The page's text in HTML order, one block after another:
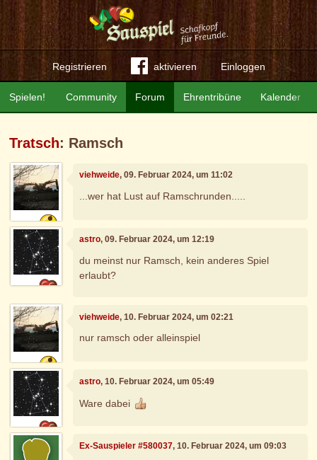
Registrieren aktivieren Einloggen
Community Forum Ehrentribüne Kalender
Spielen!
Tratsch: Ramsch
viehweide, 09. Februar 2024, um 11:02
...wer hat Lust auf Ramschrunden.....
astro, 09. Februar 2024, um 12:19
du meinst nur Ramsch, kein anderes Spiel
erlaubt?
viehweide, 10. Februar 2024, um 02:21
nur ramsch oder alleinspiel
astro, 10. Februar 2024, um 05:49
Ware dabei
Ex-Sauspieler #580037, 10. Februar 2024, um 09:03